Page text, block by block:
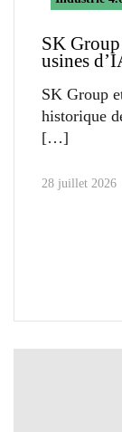
SK
usines
SK Group
historique
28 juillet 2026